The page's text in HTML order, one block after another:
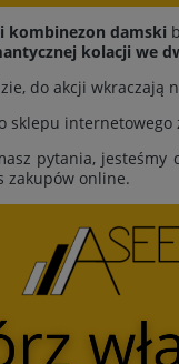
kombinezon damski
kolacji we
do akcji
sklepu
pytania,
zakupów online.